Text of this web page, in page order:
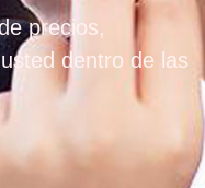
precios,
dentro de las